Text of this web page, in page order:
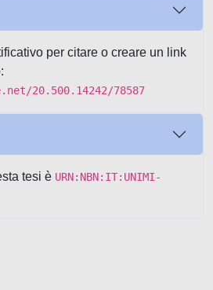
per citare o creare un link
20.500.14242/78587
tesi è URN:NBN:IT:UNIMI-